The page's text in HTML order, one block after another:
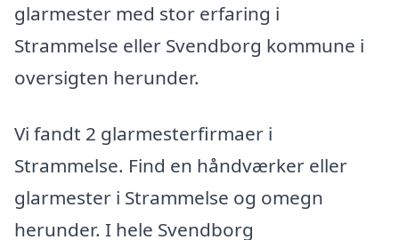
glarmester med stor erfaring i
Strammelse eller Svendborg kommune i
oversigten herunder.
Vi fandt 2 glarmesterfirmaer i
Strammelse. Find en håndværker eller
glarmester i Strammelse og omegn
herunder. I hele Svendborg